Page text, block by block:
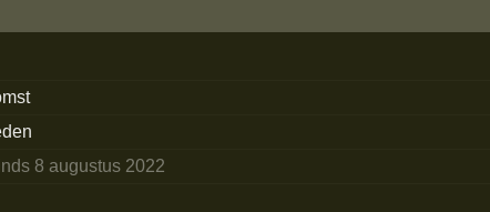
8 augustus 2022